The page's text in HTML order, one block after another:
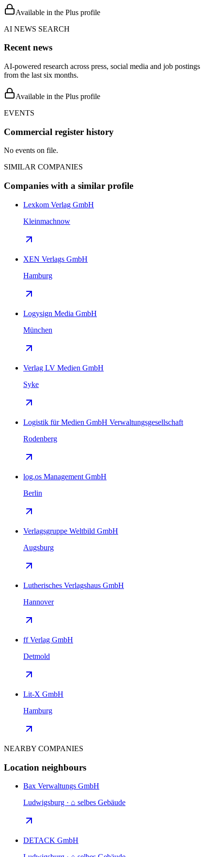
Available in the Plus profile
AI NEWS SEARCH
Recent news
AI-powered research across press, social media and job postings
from the last six months.
Available in the Plus profile
EVENTS
Commercial register history
No events on file.
SIMILAR COMPANIES
Companies with a similar profile
Lexkom Verlag GmbH
Kleinmachnow
XEN Verlags GmbH
Hamburg
Logysign Media GmbH
München
Verlag LV Medien GmbH
Syke
Logistik für Medien GmbH Verwaltungsgesellschaft
Rodenberg
log.os Management GmbH
Berlin
Verlagsgruppe Weltbild GmbH
Augsburg
Lutherisches Verlagshaus GmbH
Hannover
ff Verlag GmbH
Detmold
Lit-X GmbH
Hamburg
NEARBY COMPANIES
Location neighbours
Bax Verwaltungs GmbH
Ludwigsburg · ⌂ selbes Gebäude
DETACK GmbH